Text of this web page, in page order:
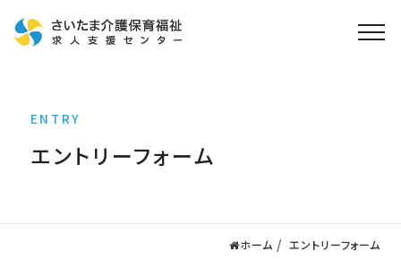
求人検索
就職・転職支援
無料
ENTRY
エントリーフォーム
ホーム エントリーフォーム